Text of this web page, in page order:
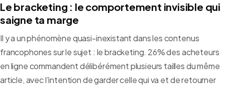
Le bracketing : le comportement invisible qui
saigne ta marge
Il y a un phénomène quasi-inexistant dans les contenus
francophones sur le sujet : le bracketing. 26% des acheteurs
en ligne commandent délibérément plusieurs tailles du même
article, avec l'intention de garder celle qui va et de retourner